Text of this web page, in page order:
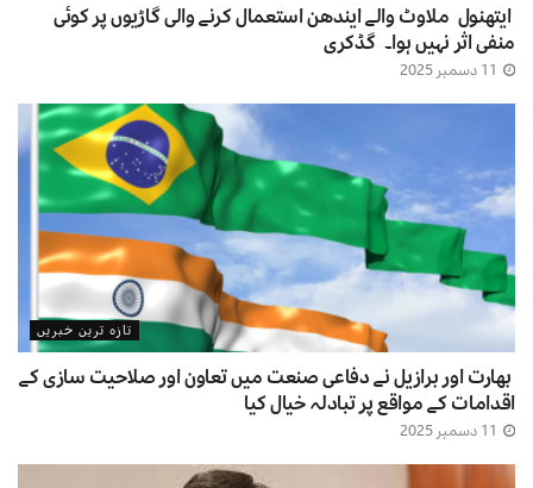
ایتھنول ملاوٹ والے ایندھن استعمال کرنے والی گاڑیوں پر کوئی
منفی اثر نہیں ہوا۔ گڈکری
تازہ ترین خبریں
بھارت اور برازیل نے دفاعی صنعت میں تعاون اور صلاحیت سازی کے
اقدامات کے مواقع پر تبادلہ خیال کیا